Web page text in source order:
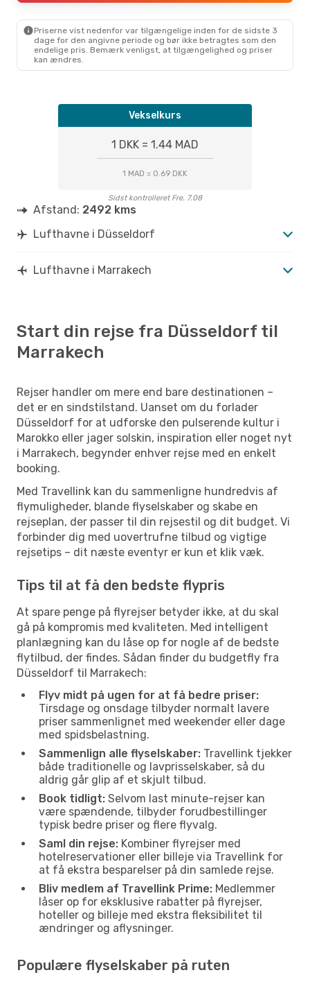
Lufthansa2 Mellemlandinger
Priserne vist nedenfor var tilgængelige inden for de sidste 3
dage for den angivne periode og bør ikke betragtes som den
endelige pris. Bemærk venligst, at tilgængelighed og priser
kan ændres.
Vekselkurs
1 DKK = 1.44 MAD
1 MAD = 0.69 DKK
Sidst kontrolleret Fre. 7.08
Afstand: 2492 kms
Lufthavne i Düsseldorf
Lufthavne i Marrakech
Start din rejse fra Düsseldorf til
Marrakech
Rejser handler om mere end bare destinationen –
det er en sindstilstand. Uanset om du forlader
Düsseldorf for at udforske den pulserende kultur i
Marokko eller jager solskin, inspiration eller noget nyt
i Marrakech, begynder enhver rejse med en enkelt
booking.
Med Travellink kan du sammenligne hundredvis af
flymuligheder, blande flyselskaber og skabe en
rejseplan, der passer til din rejsestil og dit budget. Vi
forbinder dig med uovertrufne tilbud og vigtige
rejsetips – dit næste eventyr er kun et klik væk.
Tips til at få den bedste flypris
At spare penge på flyrejser betyder ikke, at du skal
gå på kompromis med kvaliteten. Med intelligent
planlægning kan du låse op for nogle af de bedste
flytilbud, der findes. Sådan finder du budgetfly fra
Düsseldorf til Marrakech:
Flyv midt på ugen for at få bedre priser:
Tirsdage og onsdage tilbyder normalt lavere
priser sammenlignet med weekender eller dage
med spidsbelastning.
Sammenlign alle flyselskaber: Travellink tjekker
både traditionelle og lavprisselskaber, så du
aldrig går glip af et skjult tilbud.
Book tidligt: Selvom last minute-rejser kan
være spændende, tilbyder forudbestillinger
typisk bedre priser og flere flyvalg.
Saml din rejse: Kombiner flyrejser med
hotelreservationer eller billeje via Travellink for
at få ekstra besparelser på din samlede rejse.
Bliv medlem af Travellink Prime: Medlemmer
låser op for eksklusive rabatter på flyrejser,
hoteller og billeje med ekstra fleksibilitet til
ændringer og aflysninger.
Populære flyselskaber på ruten